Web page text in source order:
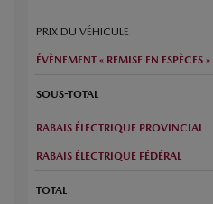
PRIX DU VÉHICULE
ÉVÈNEMENT « REMISE EN ESPÈCES »
SOUS-TOTAL
RABAIS ÉLECTRIQUE PROVINCIAL
RABAIS ÉLECTRIQUE FÉDÉRAL
TOTAL